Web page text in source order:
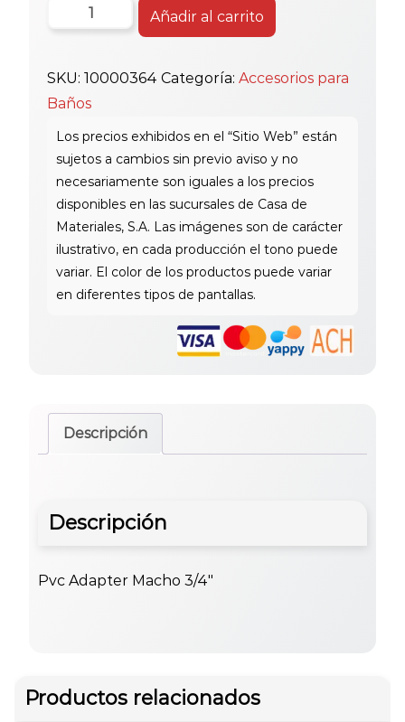
Adapter
3/4"
cantidad
Añadir al carrito
SKU: 10000364 Categoría: Accesorios para
Baños
Descripción
Descripción
Pvc Adapter Macho 3/4″
Productos relacionados